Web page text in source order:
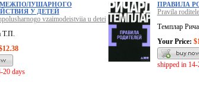
МЕЖПОЛУШАРНОГО
У ДЕТЕЙ
vzaimodeistviia u detei
Т.П.
20 days
ПРАВИЛА
Pravila
Темплар
Your Price:
shipped in 14-